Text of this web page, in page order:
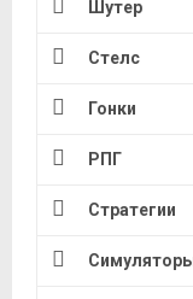
Шутер
Стелс
Гонки
РПГ
Стратегии